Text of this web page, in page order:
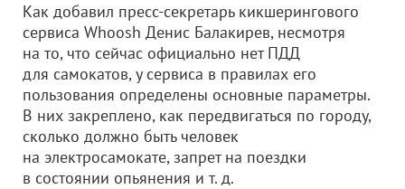
Как добавил пресс-секретарь кикшерингового
сервиса Whoosh Денис Балакирев, несмотря
на то, что сейчас официально нет ПДД
для самокатов, у сервиса в правилах его
пользования определены основные параметры.
В них закреплено, как передвигаться по городу,
сколько должно быть человек
на электросамокате, запрет на поездки
в состоянии опьянения и т. д.